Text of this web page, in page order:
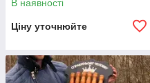
аксесуар для пікніків і
В наявності
Ціну уточнюйте